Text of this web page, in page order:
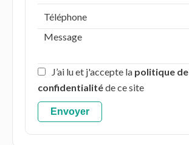
J’ai lu et j'accepte la politique de
confidentialitéde ce site
Envoyer